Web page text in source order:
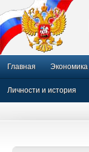
Главная Экономика
Личности и история